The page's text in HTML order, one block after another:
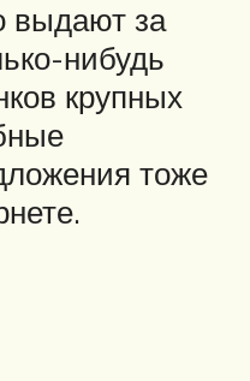
выдают за
нибудь
крупных
тоже